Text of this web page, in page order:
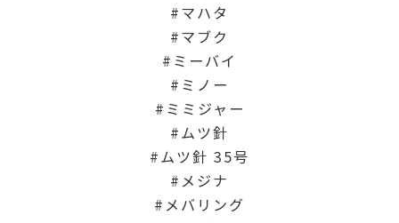
マハタ
マブク
ミーバイ
ミノー
ミミジャー
ムツ針
ムツ針 35号
メジナ
メバリング